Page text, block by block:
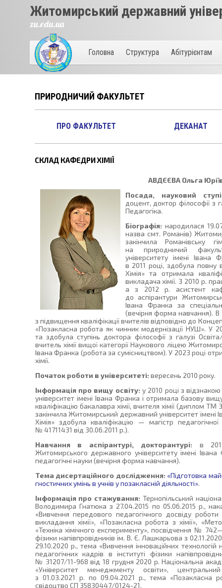
Житомирський державний
zu.edu.ua
Головна Структура Абітурієнтам
ПРИРОДНИЧИЙ ФАКУЛЬТЕТ
ПРО ФАКУЛЬТЕТ ДЕКАНАТ
СКЛАД КАФЕДРИ ХІМІЇ
АВДЄЄВА Ольга
Посада, науковий
доцент, доктор філософії з
Педагогіка.
Біографія: народилася
назва смт. Романів)
закінчила Романівську
на природничий
університету імені Івана
в 2011 році, здобула повну
Хімія» та отримала
викладача хімії. З 2010 р.
а з 2012 р. асистент
до аспірантури
Івана Франка за
(вечірня форма навчання).
з підвищення кваліфікації вчителів відповідно до
«Позакласна робота як чинник модернізації НУШ». У
та здобула ступінь доктора філософії з галузі
вчитель хімії вищої категорії Наукового ліцею
Івана Франка (робота за сумісництвом). У 2023 році
хімії.
Початок роботи в університеті: вересень 2010 року.
Інформація про вищу освіту: у 2010 році з
університет імені Івана Франка і отримала базову
кваліфікацію бакалавра хімії, вчителя хімії (диплом
закінчила Житомирський державний університет імені
Хімія» здобула кваліфікацію — магістр
№ 41711431 від 30.06.2011 р.).
Навчання в аспірантурі, докторантурі: в
Житомирського державного університету імені Івана
педагогічні науки (вечірня форма навчання).
Тема дисертаційного дослідження: «Підготовка
гностичних умінь в учнів у позакласній діяльності».
Інформація про стажування: Тернопільський
Володимира Гнатюка з 27.04.2015 по 05.06.2015 р.,
«Вивчення передового педагогічного досвіду
викладання хімії», «Позакласна робота з хімії»,
«Техніка хімічного експерименту», посвідчення №
фізики напівпровідників ім. В. Є. Лашкарьова з
29.10.2020 р., тема «Вивчення інноваційних
педагогічних кадрів в інституті фізики
№ 31207/11-968 від 18 грудня 2020 р. Національна
«Університет менеджменту освіти»,
з 01.03.2021 р. по 09.04.2021 р., тема «Позакласна
свідоцтво СП 35830447/0124-21.